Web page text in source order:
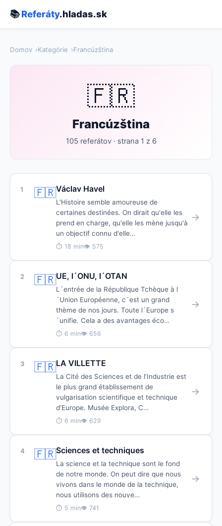
📚Referáty.hladas.sk
Domov Kategórie Francúzština
🇫🇷
Francúzština
105 referátov · strana 1 z 6
1 🇫🇷Václav Havel
L'Histoire semble amoureuse de
certaines destinées. On dirait qu'elle les
prend en charge, qu'elle les mène jusqu'à
un objectif connu d'elle…
⏱ 18 min👁 575
→
2 🇫🇷UE, l´ONU, l´OTAN
L´entrée de la République Tchèque à l
´Union Européenne, c´est un grand
thème de nos jours. Toute l´Europe s
´unifie. Cela a des avantages éco…
⏱ 6 min👁 656
→
3 🇫🇷LA VILLETTE
La Cité des Sciences et de l’Industrie est
le plus grand établissement de
vulgarisation scientifique et technique
d’Europe. Musée Explora, C…
⏱ 6 min👁 629
→
4 🇫🇷Sciences et techniques
La science et la technique sont le fond
de notre monde. On peut dire que nous
vivons dans le monde de la technique,
nous utilisons des nouve…
⏱ 5 min👁 741
→